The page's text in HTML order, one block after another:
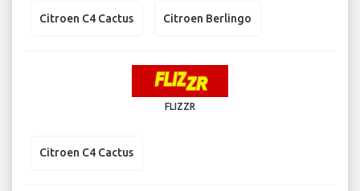
Citroen C4 Cactus Citroen Berlingo
FLIZZR
Citroen C4 Cactus